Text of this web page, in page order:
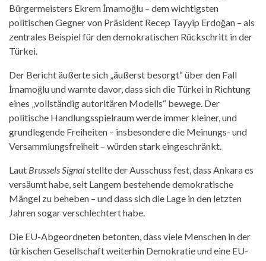
Bürgermeisters Ekrem İmamoğlu – dem wichtigsten
politischen Gegner von Präsident Recep Tayyip Erdoğan – als
zentrales Beispiel für den demokratischen Rückschritt in der
Türkei.
Der Bericht äußerte sich „äußerst besorgt“ über den Fall
İmamoğlu und warnte davor, dass sich die Türkei in Richtung
eines „vollständig autoritären Modells“ bewege. Der
politische Handlungsspielraum werde immer kleiner, und
grundlegende Freiheiten – insbesondere die Meinungs- und
Versammlungsfreiheit – würden stark eingeschränkt.
Laut Brussels Signalstellte der Ausschuss fest, dass Ankara es
versäumt habe, seit Langem bestehende demokratische
Mängel zu beheben – und dass sich die Lage in den letzten
Jahren sogar verschlechtert habe.
Die EU-Abgeordneten betonten, dass viele Menschen in der
türkischen Gesellschaft weiterhin Demokratie und eine EU-